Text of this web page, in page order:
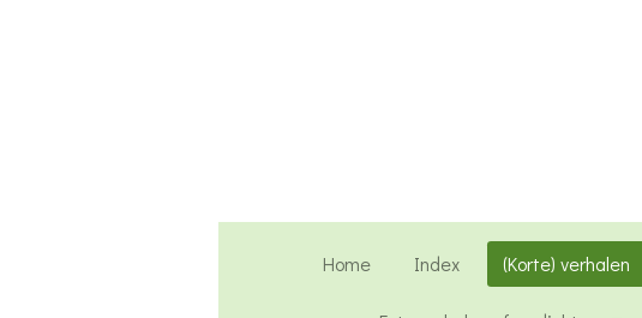
Home Index (Korte) verhalen